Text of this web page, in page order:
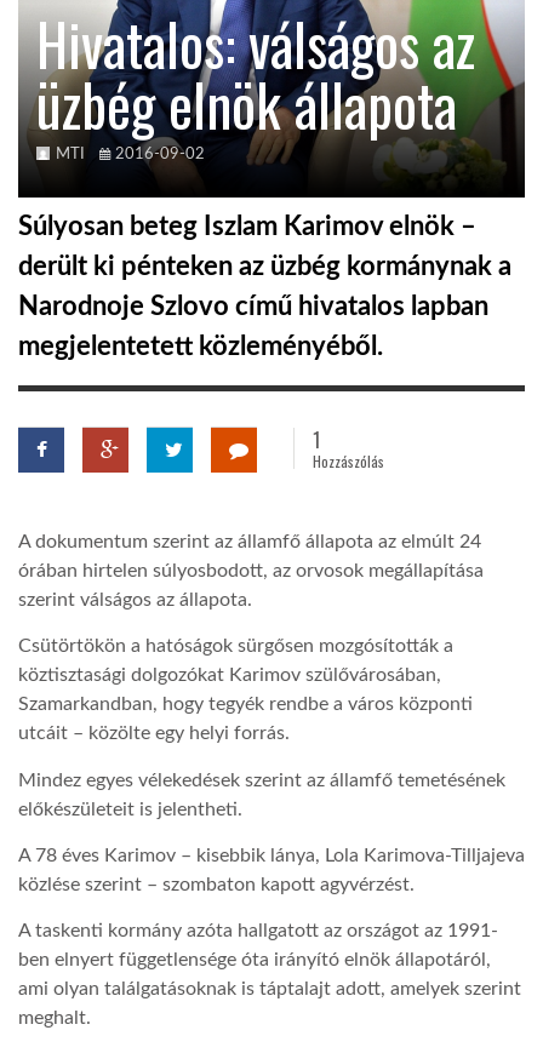
AUSZTRÁLIA
A VILÁG ITTHON
GLOBOTV BP
TROPICALMAGAZIN
A NAP SZÉPE
LINKTR.EE
GLOBOZSARU
LATIMO.HU
Hivatalos: válságos az
üzbég elnök állapota
MTI 2016-09-02
Súlyosan beteg Iszlam Karimov elnök –
derült ki pénteken az üzbég kormánynak a
Narodnoje Szlovo című hivatalos lapban
megjelentetett közleményéből.
1
Hozzászólás
A dokumentum szerint az államfő állapota az elmúlt 24
órában hirtelen súlyosbodott, az orvosok megállapítása
szerint válságos az állapota.
Csütörtökön a hatóságok sürgősen mozgósították a
köztisztasági dolgozókat Karimov szülővárosában,
Szamarkandban, hogy tegyék rendbe a város központi
utcáit – közölte egy helyi forrás.
Mindez egyes vélekedések szerint az államfő temetésének
előkészületeit is jelentheti.
A 78 éves Karimov – kisebbik lánya, Lola Karimova-Tilljajeva
közlése szerint – szombaton kapott agyvérzést.
A taskenti kormány azóta hallgatott az országot az 1991-
ben elnyert függetlensége óta irányító elnök állapotáról,
ami olyan találgatásoknak is táptalajt adott, amelyek szerint
meghalt.